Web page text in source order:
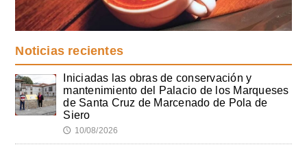
Noticias recientes
Iniciadas las obras de conservación y
mantenimiento del Palacio de los Marqueses
de Santa Cruz de Marcenado de Pola de
Siero
🕔 10/08/2026